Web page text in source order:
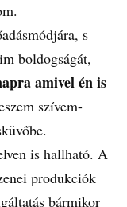
s
boldogságát,
amivel én is
szívem-
is hallható. A
produkciók
bármikor